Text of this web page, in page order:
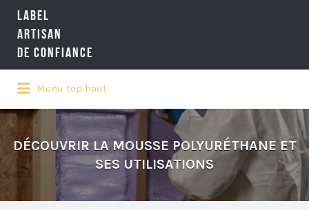
LABEL
ARTISAN
DE CONFIANCE
LA RÉFÉRENCE QUALITÉ NATIONALE
DE L'ARTISANAT
Rechercher:
Menu top haut
DÉCOUVRIR LA MOUSSE POLYURÉTHANE ET
SES UTILISATIONS